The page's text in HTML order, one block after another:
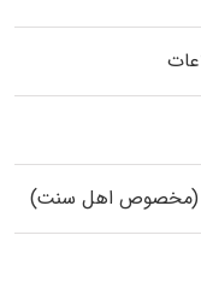
(مخصوص اهل سنت)